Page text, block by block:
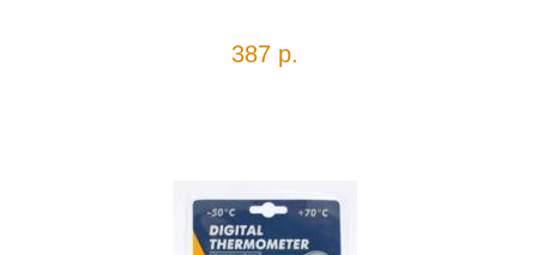
387 р.